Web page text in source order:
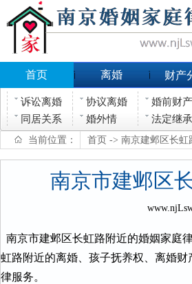
首页 离婚 财产
诉讼离婚 协议离婚 婚前财产
同居关系
婚外情 法定继承
当前位置： 首页 -> 南京建邺区长虹
南京市建邺区
南京市建邺区长虹路附近的婚姻家庭
虹路附近的离婚、孩子抚养权、离婚
律服务。